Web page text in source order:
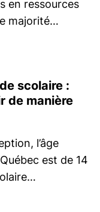
en ressources
majorité…
scolaire :
de manière
l’âge
est de 14